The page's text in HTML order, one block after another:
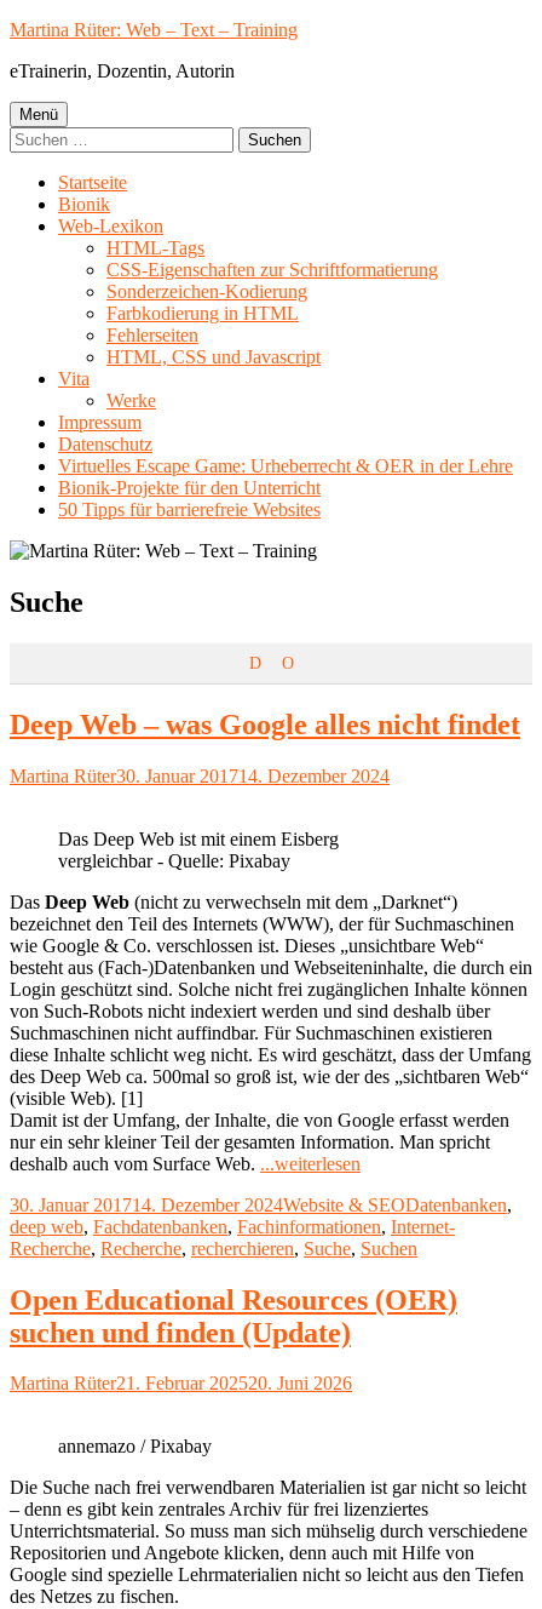
Springe
Inhalt
Martina Rüter: Web – Text – Training
eTrainerin, Dozentin, Autorin
Primäres
Menü
Menü
Suchen
nach:
Startseite
Bionik
Web-Lexikon
HTML-Tags
CSS-Eigenschaften zur Schriftformatierung
Sonderzeichen-Kodierung
Farbkodierung in HTML
Fehlerseiten
HTML, CSS und Javascript
Vita
Werke
Impressum
Datenschutz
Virtuelles Escape Game: Urheberrecht & OER in der Lehre
Bionik-Projekte für den Unterricht
50 Tipps für barrierefreie Websites
Schlagwort:
Suche
D O
Deep Web – was Google alles nicht findet
Autor
Martina RüterVeröffentlicht
30. Januar 201714. Dezember 2024
Das Deep Web ist mit einem Eisberg
vergleichbar - Quelle: Pixabay
Das Deep Web (nicht zu verwechseln mit dem „Darknet“)
bezeichnet den Teil des Internets (WWW), der für Suchmaschinen
wie Google & Co. verschlossen ist. Dieses „unsichtbare Web“
besteht aus (Fach-)Datenbanken und Webseiteninhalte, die durch ein
Login geschützt sind. Solche nicht frei zugänglichen Inhalte können
von Such-Robots nicht indexiert werden und sind deshalb über
Suchmaschinen nicht auffindbar. Für Suchmaschinen existieren
diese Inhalte schlicht weg nicht. Es wird geschätzt, dass der Umfang
des Deep Web ca. 500mal so groß ist, wie der des „sichtbaren Web“
(visible Web). [1]
Damit ist der Umfang, der Inhalte, die von Google erfasst werden
nur ein sehr kleiner Teil der gesamten Information. Man spricht
deshalb auch vom Surface Web. ...weiterlesen
–
was
Google
nicht
findet"
Veröffentlicht
am
30. Januar 201714. Dezember 2024Kategorien
Website & SEOSchlagwörter
Datenbanken,
deep web, Fachdatenbanken, Fachinformationen, Internet-
Recherche, Recherche, recherchieren, Suche, Suchen
Open Educational Resources (OER)
suchen und finden (Update)
Autor
Martina RüterVeröffentlicht
21. Februar 202520. Juni 2026
annemazo / Pixabay
Die Suche nach frei verwendbaren Materialien ist gar nicht so leicht
– denn es gibt kein zentrales Archiv für frei lizenziertes
Unterrichtsmaterial. So muss man sich mühselig durch verschiedene
Repositorien und Angebote klicken, denn auch mit Hilfe von
Google sind spezielle Lehrmaterialien nicht so leicht aus den Tiefen
des Netzes zu fischen.